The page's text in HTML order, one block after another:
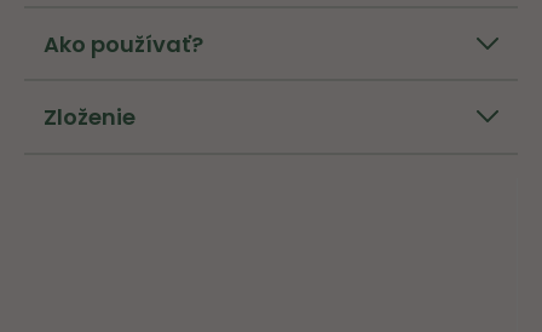
Ako používať?
Zloženie